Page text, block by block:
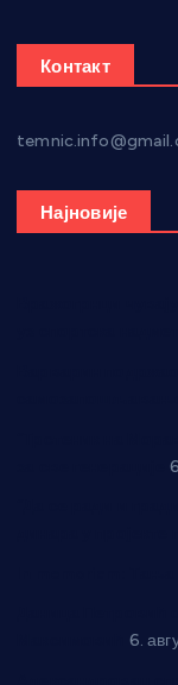
Контакт
Најновије
6.